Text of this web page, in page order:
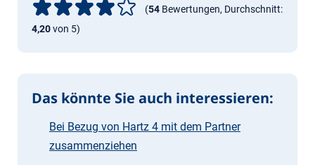
(54 Bewertungen, Durchschnitt:
4,20von 5)
Das könnte Sie auch interessieren:
Bei Bezug von Hartz 4 mit dem Partner
zusammenziehen